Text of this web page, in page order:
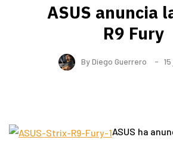
ASUS anuncia
R9 Fury
ByDiego Guerrero
ASUS ha